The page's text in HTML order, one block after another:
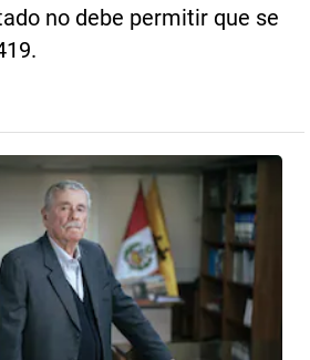
no debe permitir que se